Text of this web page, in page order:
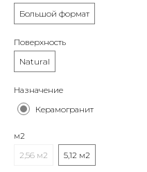
Большой формат
Поверхность
Natural
Назначение
Керамогранит
м2
2,56 м2
5,12 м2